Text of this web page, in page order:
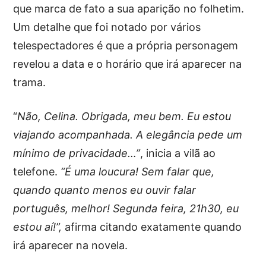
que marca de fato a sua aparição no folhetim.
Um detalhe que foi notado por vários
telespectadores é que a própria personagem
revelou a data e o horário que irá aparecer na
trama.
“Não, Celina. Obrigada, meu bem. Eu estou
viajando acompanhada. A elegância pede um
mínimo de privacidade…”, inicia a vilã ao
telefone. “É uma loucura! Sem falar que,
quando quanto menos eu ouvir falar
português, melhor! Segunda feira, 21h30, eu
estou aí!”, afirma citando exatamente quando
irá aparecer na novela.